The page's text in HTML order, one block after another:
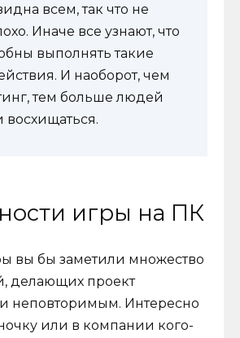
всем, так что не
Иначе все узнают, что
выполнять такие
И наоборот, чем
тем больше людей
восхищаться.
игры на ПК
вы бы заметили множество
делающих проект
неповторимым. Интересно
или в компании кого-